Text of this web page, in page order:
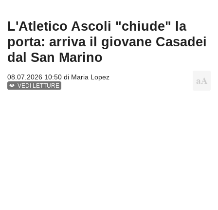
L'Atletico Ascoli "chiude" la
porta: arriva il giovane Casadei
dal San Marino
08.07.2026 10:50 di Maria Lopez
VEDI LETTURE